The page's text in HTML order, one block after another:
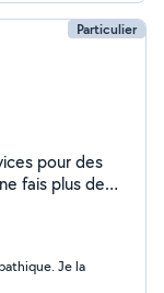
Particulier
Je la